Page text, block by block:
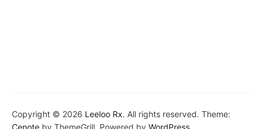
Copyright © 2026 Leeloo Rx. All rights reserved. Theme:
Cenote by ThemeGrill. Powered by WordPress